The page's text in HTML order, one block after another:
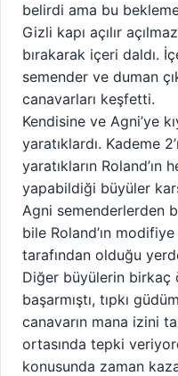
belirdi ama bu
Gizli kapı açılır
bırakarak içeri daldı.
semender ve duman
canavarları keşfetti.
Kendisine ve Agni’ye
yaratıklardı. Kademe
yaratıkların
yapabildiği büyüler
Agni semenderlerden
bile Roland’ın
tarafından olduğu
Diğer büyülerin
başarmıştı, tıpkı
canavarın mana izini
ortasında tepki
konusunda zaman